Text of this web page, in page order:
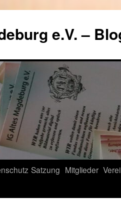
e.V. –
Satzung Mitglieder